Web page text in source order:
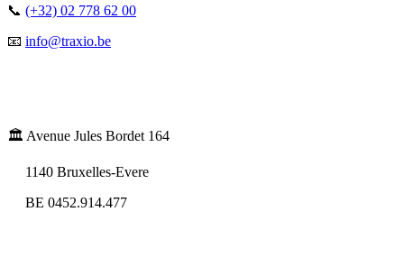
📞 (+32) 02 778 62 00
📧 info@traxio.be
🏛️ Avenue Jules Bordet 164
1140 Bruxelles-Evere
BE 0452.914.477